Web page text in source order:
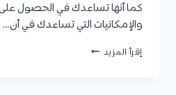
كما أنها تساعدك في الحصول
والإمكانيات التي تساعدك في أن…
إقرأ المزيد دورة